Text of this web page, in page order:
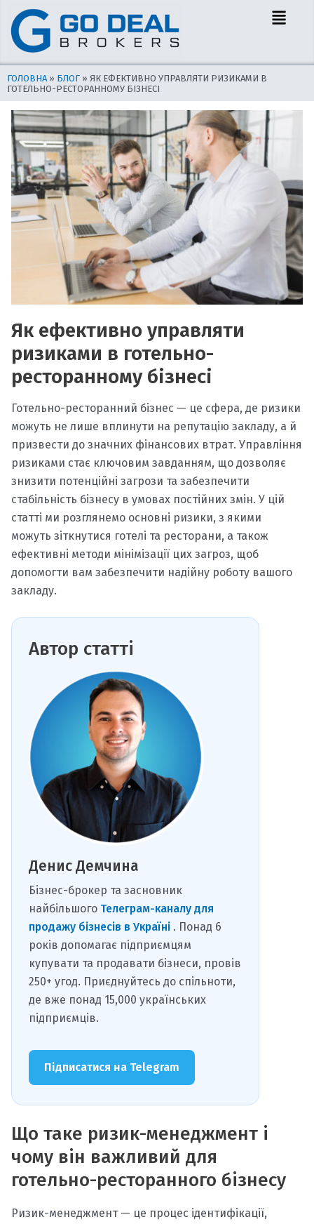
Перейти
до
вмісту
Menu
ГОЛОВНА » БЛОГ » ЯК ЕФЕКТИВНО УПРАВЛЯТИ РИЗИКАМИ В
ГОТЕЛЬНО-РЕСТОРАННОМУ БІЗНЕСІ
Як ефективно управляти
ризиками в готельно-
ресторанному бізнесі
Готельно-ресторанний бізнес — це сфера, де ризики
можуть не лише вплинути на репутацію закладу, а й
призвести до значних фінансових втрат. Управління
ризиками стає ключовим завданням, що дозволяє
знизити потенційні загрози та забезпечити
стабільність бізнесу в умовах постійних змін. У цій
статті ми розглянемо основні ризики, з якими
можуть зіткнутися готелі та ресторани, а також
ефективні методи мінімізації цих загроз, щоб
допомогти вам забезпечити надійну роботу вашого
закладу.
Автор статті
Денис Демчина
Бізнес-брокер та засновник
найбільшого Телеграм-каналу для
продажу бізнесів в Україні . Понад 6
років допомагає підприємцям
купувати та продавати бізнеси, провів
250+ угод. Приєднуйтесь до спільноти,
де вже понад 15,000 українських
підприємців.
Підписатися на Telegram
Що таке ризик-менеджмент і
чому він важливий для
готельно-ресторанного бізнесу
Ризик-менеджмент — це процес ідентифікації,
Навігація
по
запису